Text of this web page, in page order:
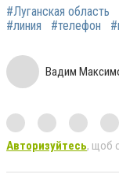
#Луганская область
#линия
#телефон
Вадим
Авторизуйтесь, щоб